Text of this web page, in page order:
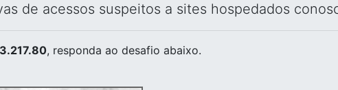
de acessos suspeitos a sites hospedados
, responda ao desafio abaixo.